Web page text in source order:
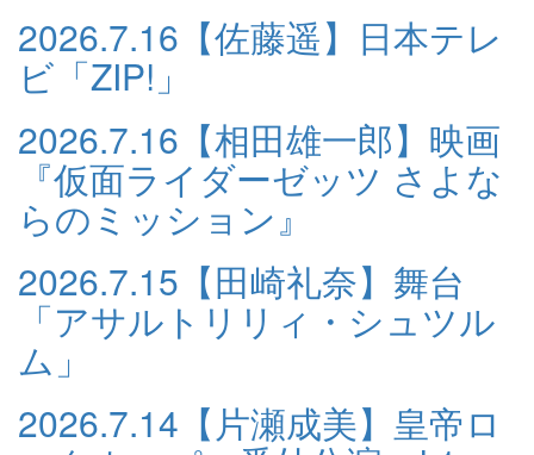
2026.7.16 【佐藤遥】日本テレ
ビ「ZIP!」
2026.7.16 【相田雄一郎】映画
『仮面ライダーゼッツ さよな
らのミッション』
2026.7.15 【田崎礼奈】舞台
「アサルトリリィ・シュツル
ム」
2026.7.14 【片瀬成美】皇帝ロ